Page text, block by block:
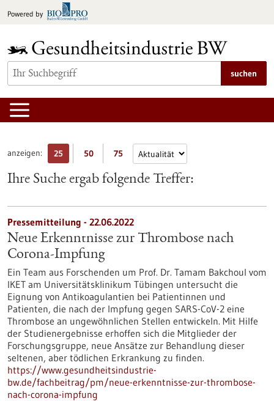
Inhalt
Powered by
suchen
anzeigen: 25 50 75
Ihre Suche ergab folgende Treffer:
Pressemitteilung - 22.06.2022
Neue Erkenntnisse zur Thrombose nach
Corona-Impfung
Ein Team aus Forschenden um Prof. Dr. Tamam Bakchoul vom
IKET am Universitätsklinikum Tübingen untersucht die
Eignung von Antikoagulantien bei Patientinnen und
Patienten, die nach der Impfung gegen SARS-CoV-2 eine
Thrombose an ungewöhnlichen Stellen entwickeln. Mit Hilfe
der Studienergebnisse erhoffen sich die Mitglieder der
Forschungsgruppe, neue Ansätze zur Behandlung dieser
seltenen, aber tödlichen Erkrankung zu finden.
https://www.gesundheitsindustrie-
bw.de/fachbeitrag/pm/neue-erkenntnisse-zur-thrombose-
nach-corona-impfung